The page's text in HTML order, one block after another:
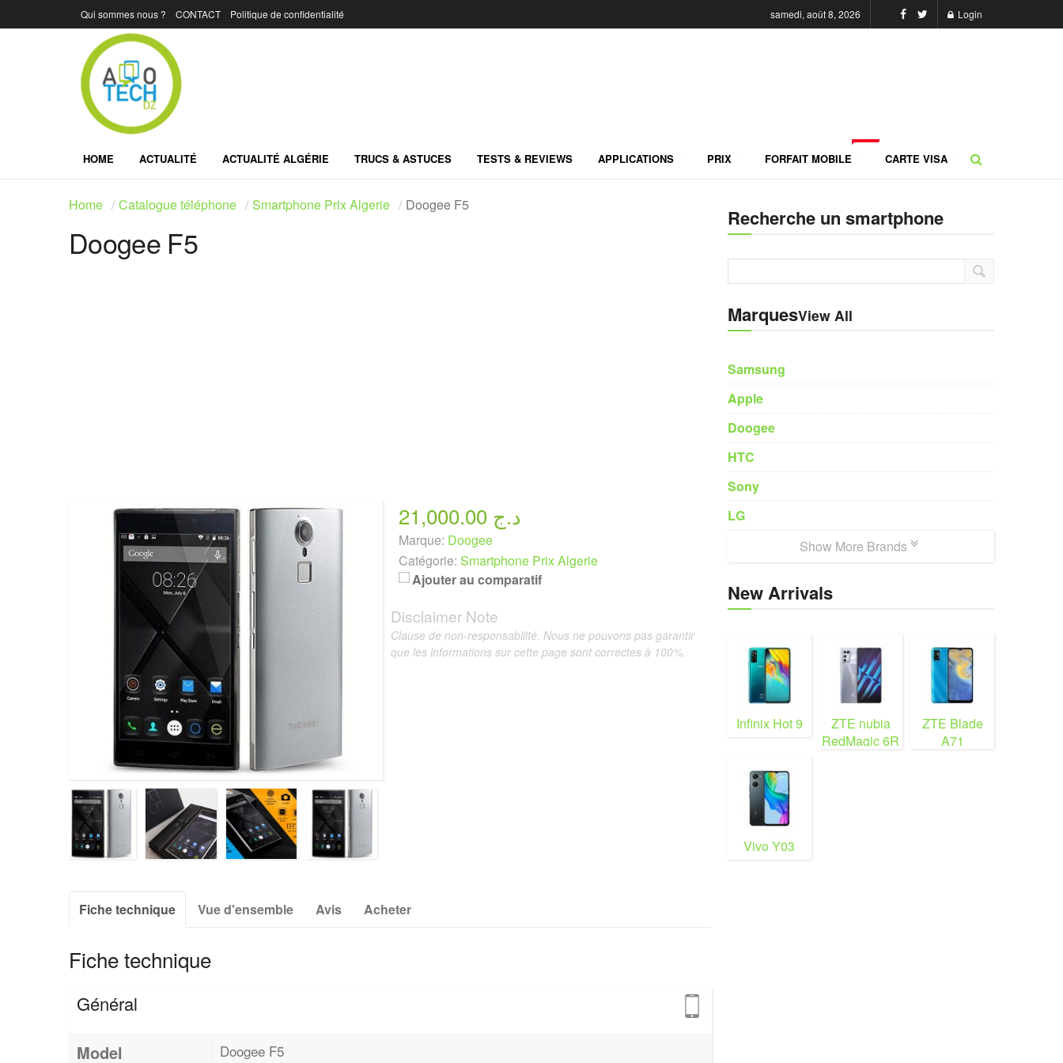
Qui sommes nous ? CONTACT Politique de confidentialité samedi, août 8, 2026 Login
HOME ACTUALITÉ ACTUALITÉ ALGÉRIE TRUCS & ASTUCES TESTS & REVIEWS APPLICATIONS PRIX FORFAIT MOBILE CARTE VISA
Home Catalogue téléphone Smartphone Prix Algerie Doogee F5
Doogee F5
21,000.00 د.ج
Marque: Doogee
Catégorie: Smartphone Prix Algerie
Ajouter au comparatif
Fiche technique Vue d'ensemble Avis Acheter
Fiche technique
Général
Model Doogee F5
Disclaimer Note
Clause de non-responsabilité. Nous ne pouvons pas garantir
que les informations sur cette page sont correctes à 100%.
Recherche un smartphone
MarquesView All
Samsung
Apple
Doogee
HTC
Sony
LG
Show More Brands
New Arrivals
Infinix Hot 9
ZTE nubia
RedMagic 6R
ZTE Blade
A71
Vivo Y03